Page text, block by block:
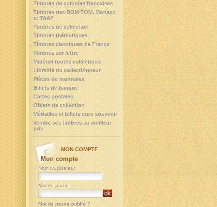
Timbres de colonies françaises
Timbres des DOM TOM, Monaco
et TAAF
Timbres de collection
Timbres thématiques
Timbres classiques de France
Timbres sur lettre
Matériel toutes collections
Librairie du collectionneur
Pièces de monnaies
Billets de banque
Cartes postales
Objets de collection
Médailles et billets euro souvenir
Vendre ses timbres au meilleur
prix
MON COMPTE
Mon compte
Nom d'utilisateur
Mot de passe
Mot de passe oublié ?